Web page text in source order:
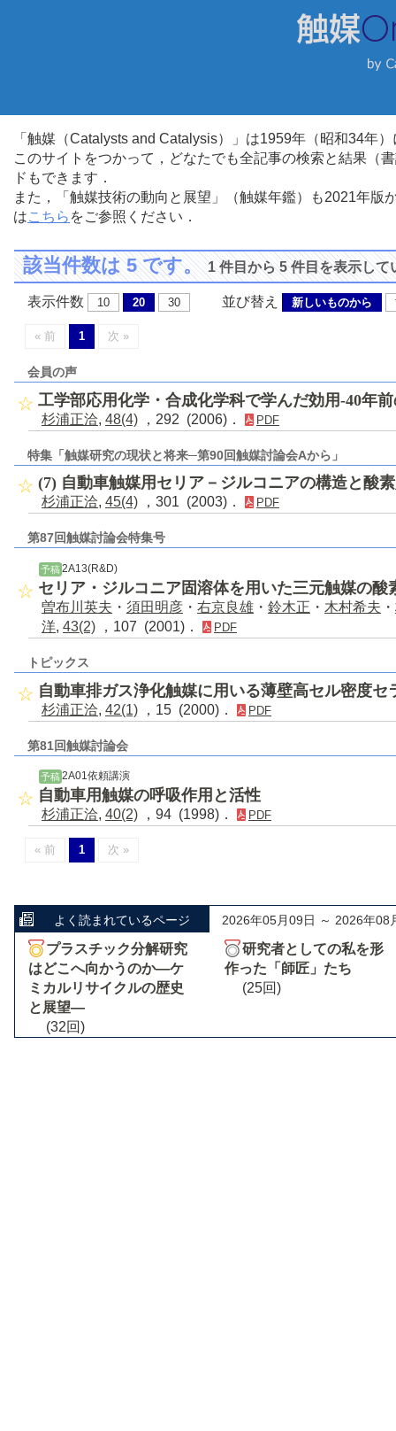
「触媒（Catalysts and Catalysis）」は1959年（昭和34年
このサイトをつかって，どなたでも全記事の検索と結果（
ドもできます．
また，「触媒技術の動向と展望」（触媒年鑑）も2021年
はこちら をご参照ください．
該当件数は 5 です。1 件目から 5 件目を表示して
表示件数 10 20 30 並び替え 新しいものから
« 前 1 次 »
会員の声
工学部応用化学・合成化学科で学んだ効用-40年
杉浦正洽, 48(4) ，292 (2006)． PDF
特集「触媒研究の現状と将来─第90回触媒討論会Aから」
(7) 自動車触媒用セリア－ジルコニアの構造と酸
杉浦正洽, 45(4) ，301 (2003)． PDF
第87回触媒討論会特集号
予稿2A13(R&D)
セリア・ジルコニア固溶体を用いた三元触媒の酸
曽布川英夫 ・ 須田明彦 ・ 右京良雄 ・ 鈴木正 ・ 木村希夫 ・
洋, 43(2) ，107 (2001)． PDF
トピックス
自動車排ガス浄化触媒に用いる薄壁高セル密度セ
杉浦正洽, 42(1) ，15 (2000)． PDF
第81回触媒討論会
予稿 2A01依頼講演
自動車用触媒の呼吸作用と活性
杉浦正洽, 40(2) ，94 (1998)． PDF
« 前 1 次 »
よく読まれているページ 2026年05月09日 ～ 2026年08
プラスチック分解研究
はどこへ向かうのか―ケ
ミカルリサイクルの歴史
と展望―
(32回)
研究者としての私を形
作った「師匠」たち
(25回)